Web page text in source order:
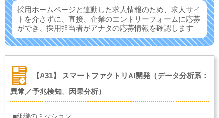
採用ホームページと連動した求人情報のため、求人サイ
トを介さずに、 直接、企業のエントリーフォームに応募
ができ、 採用担当者がアナタの応募情報を確認します
【A31】 スマートファクトリAI開発（データ分析系：
異常／予兆検知、因果分析）
■組織のミッション